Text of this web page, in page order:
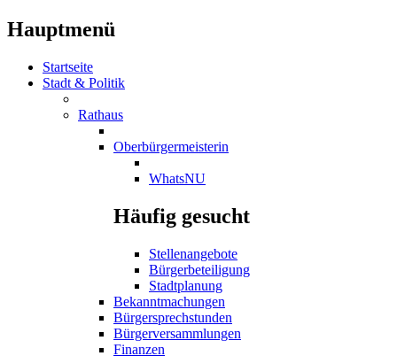
Hauptmenü
Startseite
Stadt & Politik
Rathaus
Oberbürgermeisterin
WhatsNU
Häufig gesucht
Stellenangebote
Bürgerbeteiligung
Stadtplanung
Bekanntmachungen
Bürgersprechstunden
Bürgerversammlungen
Finanzen